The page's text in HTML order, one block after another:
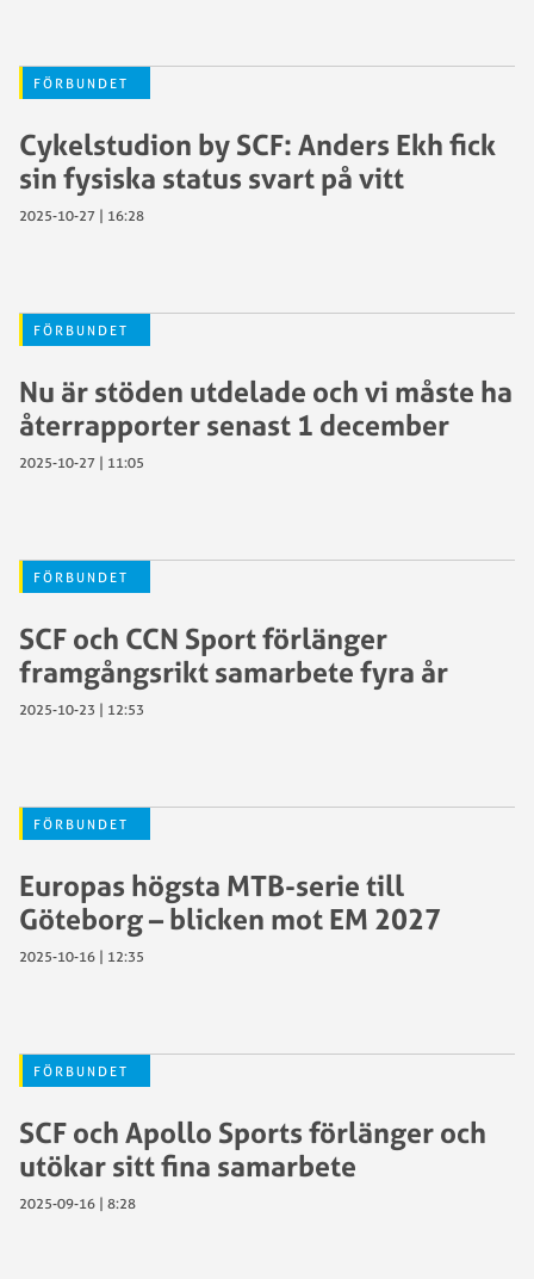
FÖRBUNDET
Cykelstudion by SCF: Anders Ekh fick
sin fysiska status svart på vitt
2025-10-27 | 16:28
FÖRBUNDET
Nu är stöden utdelade och vi måste ha
återrapporter senast 1 december
2025-10-27 | 11:05
FÖRBUNDET
SCF och CCN Sport förlänger
framgångsrikt samarbete fyra år
2025-10-23 | 12:53
FÖRBUNDET
Europas högsta MTB-serie till
Göteborg – blicken mot EM 2027
2025-10-16 | 12:35
FÖRBUNDET
SCF och Apollo Sports förlänger och
utökar sitt fina samarbete
2025-09-16 | 8:28